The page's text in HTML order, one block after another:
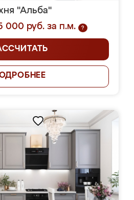
"Альба"
000 руб. за п.м.
?